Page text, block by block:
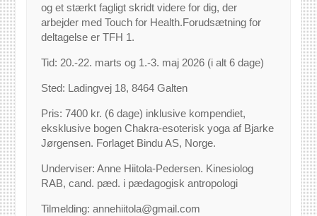
og et stærkt fagligt skridt videre for dig, der
arbejder med Touch for Health.Forudsætning for
deltagelse er TFH 1.
Tid: 20.-22. marts og 1.-3. maj 2026 (i alt 6 dage)
Sted: Ladingvej 18, 8464 Galten
Pris: 7400 kr. (6 dage) inklusive kompendiet,
eksklusive bogen Chakra-esoterisk yoga af Bjarke
Jørgensen. Forlaget Bindu AS, Norge.
Underviser: Anne Hiitola-Pedersen. Kinesiolog
RAB, cand. pæd. i pædagogisk antropologi
Tilmelding: annehiitola@gmail.com